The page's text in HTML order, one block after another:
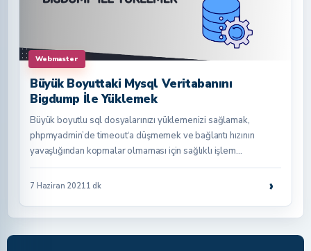
Webmaster
Büyük Boyuttaki Mysql Veritabanını
Bigdump İle Yüklemek
Büyük boyutlu sql dosyalarınızı yüklemenizi sağlamak,
phpmyadmin’de timeout‘a düşmemek ve bağlantı hızının
yavaşlığından kopmalar olmaması için sağlıklı işlem…
7 Haziran 20211 dk ›